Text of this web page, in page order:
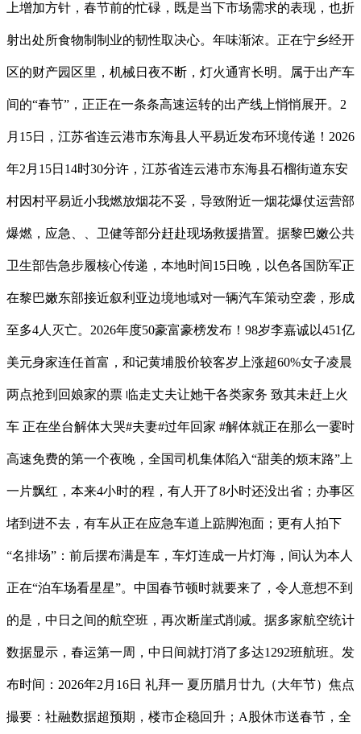
上增加方针，春节前的忙碌，既是当下市场需求的表现，也折
射出处所食物制制业的韧性取决心。年味渐浓。正在宁乡经开
区的财产园区里，机械日夜不断，灯火通宵长明。属于出产车
间的“春节”，正正在一条条高速运转的出产线上悄悄展开。2
月15日，江苏省连云港市东海县人平易近发布环境传递！2026
年2月15日14时30分许，江苏省连云港市东海县石榴街道东安
村因村平易近小我燃放烟花不妥，导致附近一烟花爆仗运营部
爆燃，应急、、卫健等部分赶赴现场救援措置。据黎巴嫩公共
卫生部告急步履核心传递，本地时间15日晚，以色各国防军正
在黎巴嫩东部接近叙利亚边境地域对一辆汽车策动空袭，形成
至多4人灭亡。2026年度50豪富豪榜发布！98岁李嘉诚以451亿
美元身家连任首富，和记黄埔股价较客岁上涨超60%女子凌晨
两点抢到回娘家的票 临走丈夫让她干各类家务 致其未赶上火
车 正在坐台解体大哭#夫妻#过年回家 #解体就正在那么一霎时
高速免费的第一个夜晚，全国司机集体陷入“甜美的烦末路”上
一片飘红，本来4小时的程，有人开了8小时还没出省；办事区
堵到进不去，有车从正在应急车道上踮脚泡面；更有人拍下
“名排场”：前后摆布满是车，车灯连成一片灯海，间认为本人
正在“泊车场看星星”。中国春节顿时就要来了，令人意想不到
的是，中日之间的航空班，再次断崖式削减。据多家航空统计
数据显示，春运第一周，中日间就打消了多达1292班航班。发
布时间：2026年2月16日 礼拜一 夏历腊月廿九（大年节）焦点
撮要：社融数据超预期，楼市企稳回升；A股休市送春节，全